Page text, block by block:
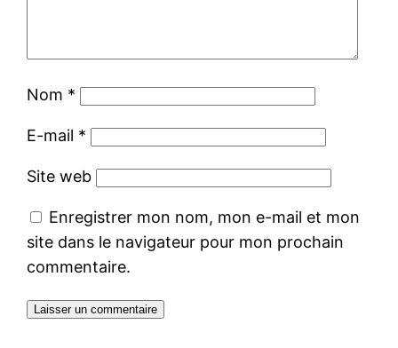
Nom *
E-mail *
Site web
Enregistrer mon nom, mon e-mail et mon
site dans le navigateur pour mon prochain
commentaire.